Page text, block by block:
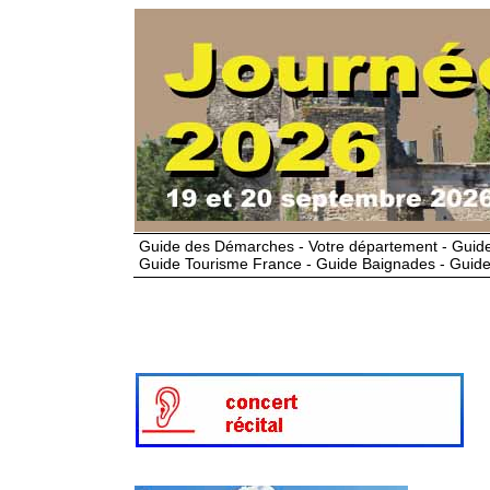
Guide des Démarches - Votre département -
Guide Tourisme France - Guide Baignades -